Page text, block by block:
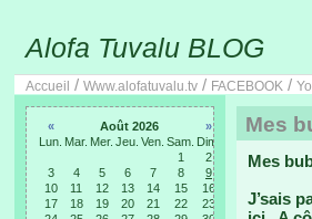
Alofa Tuvalu BLOG
Accueil / Www.alofatuvalu.tv / FACEBOOK /
« Août 2026
»
Lun. Mar. Mer. Jeu. Ven. Sam. Dim.
1
2
3
4 5 6 7 8
9
10
11 12 13 14 15
16
17
18 19 20 21 22
23
Mes
Mes
J’sais